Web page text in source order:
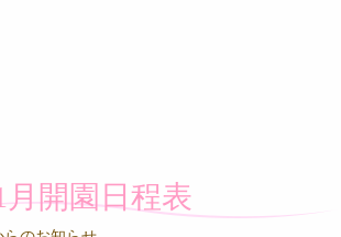
月開園日程表